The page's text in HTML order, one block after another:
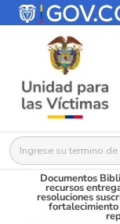
Buscar:
Documentos
recursos
resoluciones